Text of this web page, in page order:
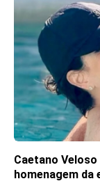
Caetano
homenagem da